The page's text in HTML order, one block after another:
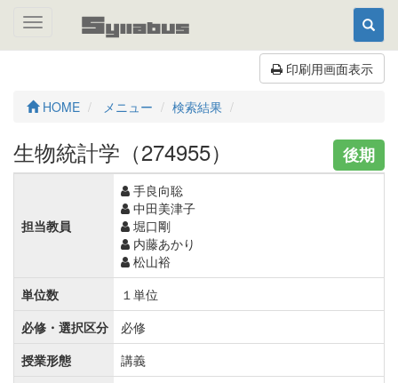
Toggle
印刷用画面表示
HOME メニュー 検索結果
後期
生物統計学（274955）
担当教員
手良向聡
中田美津子
堀口剛
内藤あかり
松山裕
単位数
１単位
必修・選択区分
必修
授業形態
講義